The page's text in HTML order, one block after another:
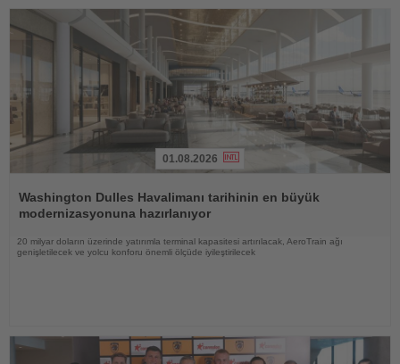
Oku
01.08.2026
Washington Dulles Havalimanı tarihinin en büyük
modernizasyonuna hazırlanıyor
20 milyar doların üzerinde yatırımla terminal kapasitesi artırılacak, AeroTrain ağı
genişletilecek ve yolcu konforu önemli ölçüde iyileştirilecek